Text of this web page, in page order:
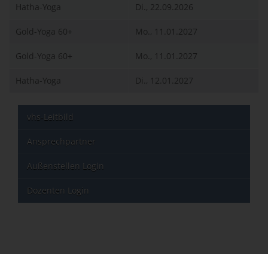
Hatha-Yoga Di., 22.09.2026
Gold-Yoga 60+ Mo., 11.01.2027
Gold-Yoga 60+ Mo., 11.01.2027
Hatha-Yoga Di., 12.01.2027
vhs-Leitbild
Ansprechpartner
Außenstellen Login
Dozenten Login